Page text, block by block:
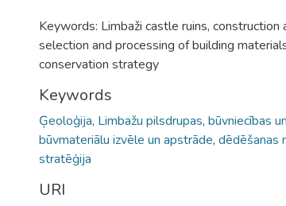
Keywords: Limbaži castle ruins,
selection and processing of building
conservation strategy
Keywords
Ģeoloģija, Limbažu pilsdrupas, būvniecības
būvmateriālu izvēle un apstrāde, dēdēšanas
stratēģija
URI